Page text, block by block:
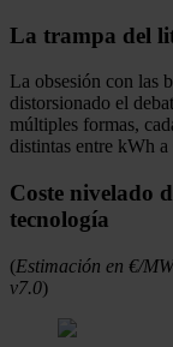
La trampa del
La obsesión con las
distorsionado el
múltiples formas,
distintas entre kWh
Coste nivelado
tecnología
(Estimación en €/
v7.0)